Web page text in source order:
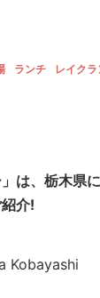
ランチ レイク
は、栃木県
介!
Kobayashi